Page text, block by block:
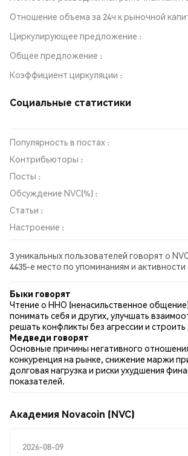
Отношение объема за 24ч к рыночной
Циркулирующее предложение
Общее предложение
Коэффициент циркуляции
Социальные статистики
Популярность в постах :
Контрибьюторы :
Посты :
Обсуждение NVC(%) :
Статьи :
Настроение :
3 уникальных пользователей говорят о
4435-е место по упоминаниям и
во всех социальных сетях было Бычий.
опубликовано 0 новостных статей о NVC. В
твитов имели бычий настрой по
медвежьим настроем по NVC. 50.00%
нейтральными по отношению к NVC. Эти
на 2 твитах.
Быки говорят
Чтение о ННО (ненасильственное
понимать себя и других, улучшать
решать конфликты без агрессии и
Медведи говорят
Основные причины негативного
конкуренция на рынке, снижение маржи
долговая нагрузка и риски ухудшения
показателей.
Академия Novacoin (NVC)
2026-08-09